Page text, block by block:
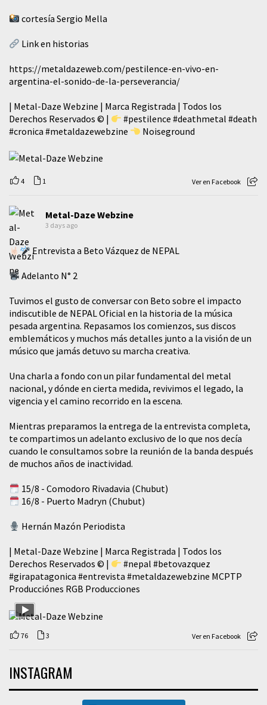
cortesía Sergio Mella
Link en historias
https://metaldazeweb.com/pestilence-en-vivo-en-
argentina-el-sonido-de-la-perseverancia/
| Metal-Daze Webzine | Marca Registrada | Todos los
Derechos Reservados © |
#pestilence #deathmetal #death
#cronica #metaldazewebzine Noiseground
4 1 Ver en Facebook
Metal-Daze Webzine
3 days ago
Entrevista a Beto Vázquez de NEPAL
Adelanto N° 2
Tuvimos el gusto de conversar con Beto sobre el impacto
indiscutible de NEPAL Oficial en la historia de la música
pesada argentina. Repasamos los comienzos, sus discos
emblemáticos y muchos más detalles junto a la visión de un
músico que jamás detuvo su marcha creativa.
​Una charla a fondo con un pilar fundamental del metal
nacional, y dónde en cierta medida, revivimos el legado, la
vigencia y el camino recorrido en la escena.
Mientras preparamos la entrega de la entrevista completa,
te compartimos un adelanto exclusivo de lo que nos decía
cuando le consultamos sobre la reunión de la banda después
de muchos años de inactividad.
15/8 - Comodoro Rivadavia (Chubut)
16/8 - Puerto Madryn (Chubut)
Hernán Mazón Periodista
| Metal-Daze Webzine | Marca Registrada | Todos los
Derechos Reservados © |
#nepal #betovazquez
#girapatagonica #entrevista #metaldazewebzine MCPTP
Producciónes RGB Producciones
76 3 Ver en Facebook
INSTAGRAM